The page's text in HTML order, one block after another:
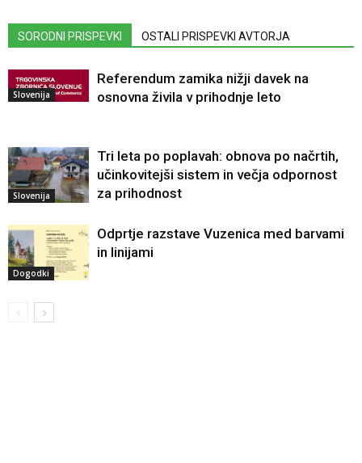
SORODNI PRISPEVKI OSTALI PRISPEVKI AVTORJA
Slovenija
Referendum zamika nižji davek na
osnovna živila v prihodnje leto
Slovenija
Tri leta po poplavah: obnova po načrtih,
učinkovitejši sistem in večja odpornost
za prihodnost
Dogodki
Odprtje razstave Vuzenica med barvami
in linijami